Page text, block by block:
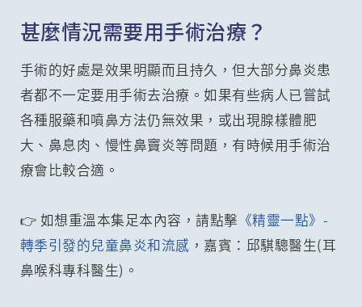
甚麼情況需要用手術治療？
手術的好處是效果明顯而且持久，但大部分鼻炎患
者都不一定要用手術去治療。如果有些病人已嘗試
各種服藥和噴鼻方法仍無效果，或出現腺樣體肥
大、鼻息肉、慢性鼻竇炎等問題，有時候用手術治
療會比較合適。
👉 如想重溫本集足本內容，請點擊 《精靈一點》-
轉季引發的兒童鼻炎和流感 ，嘉賓：邱騏驄醫生(耳
鼻喉科專科醫生)。